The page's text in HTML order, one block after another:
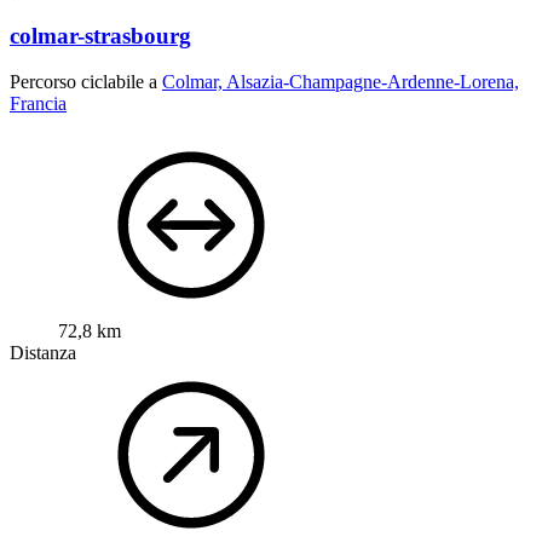
colmar-strasbourg
Percorso ciclabile a Colmar, Alsazia-Champagne-Ardenne-Lorena,
Francia
72,8 km
Distanza